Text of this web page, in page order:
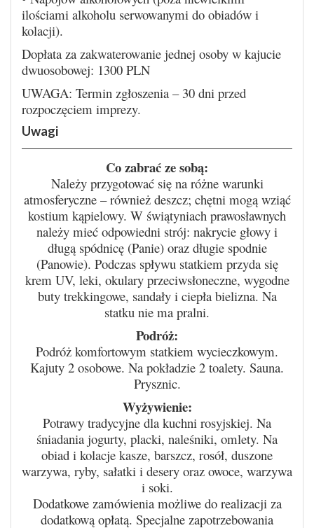
ilościami alkoholu serwowanymi do obiadów i
kolacji).
Dopłata za zakwaterowanie jednej osoby w kajucie
dwuosobowej: 1300 PLN
UWAGA: Termin zgłoszenia – 30 dni przed
rozpoczęciem imprezy.
Uwagi
Co zabrać ze sobą:
Należy przygotować się na różne warunki
atmosferyczne – również deszcz; chętni mogą wziąć
kostium kąpielowy. W świątyniach prawosławnych
należy mieć odpowiedni strój: nakrycie głowy i
długą spódnicę (Panie) oraz długie spodnie
(Panowie). Podczas spływu statkiem przyda się
krem UV, leki, okulary przeciwsłoneczne, wygodne
buty trekkingowe, sandały i ciepła bielizna. Na
statku nie ma pralni.
Podróż:
Podróż komfortowym statkiem wycieczkowym.
Kajuty 2 osobowe. Na pokładzie 2 toalety. Sauna.
Prysznic.
Wyżywienie:
Potrawy tradycyjne dla kuchni rosyjskiej. Na
śniadania jogurty, placki, naleśniki, omlety. Na
obiad i kolacje kasze, barszcz, rosół, duszone
warzywa, ryby, sałatki i desery oraz owoce, warzywa
i soki.
Dodatkowe zamówienia możliwe do realizacji za
dodatkową opłatą. Specjalne zapotrzebowania